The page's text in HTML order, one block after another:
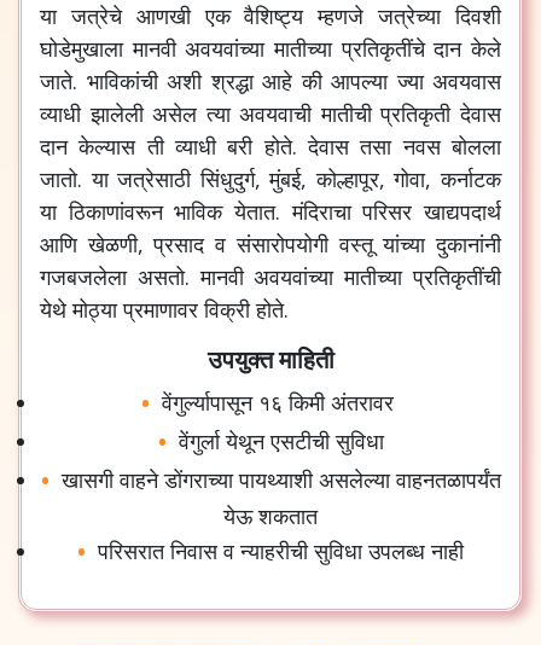
या जत्रेचे आणखी एक वैशिष्ट्य म्हणजे जत्रेच्या दिवशी
घोडेमुखाला मानवी अवयवांच्या मातीच्या प्रतिकृतींचे दान केले
जाते. भाविकांची अशी श्रद्धा आहे की आपल्या ज्या अवयवास
व्याधी झालेली असेल त्या अवयवाची मातीची प्रतिकृती देवास
दान केल्यास ती व्याधी बरी होते.देवास तसा नवस बोलला
जातो.या जत्रेसाठी सिंधुदुर्ग,मुंबई,कोल्हापूर,गोवा,कर्नाटक
या ठिकाणांवरून भाविक येतात.मंदिराचा परिसर खाद्यपदार्थ
आणि खेळणी,प्रसाद व संसारोपयोगी वस्तू यांच्या दुकानांनी
गजबजलेला असतो.मानवी अवयवांच्या मातीच्या प्रतिकृतींची
येथे मोठ्या प्रमाणावर विक्री होते.
उपयुक्त माहिती
वेंगुर्ल्यापासून १६ किमी अंतरावर
वेंगुर्ला येथून एसटीची सुविधा
खासगी वाहने डोंगराच्या पायथ्याशी असलेल्या वाहनतळापर्यंत
येऊ शकतात
परिसरात निवास व न्याहरीची सुविधा उपलब्ध नाही